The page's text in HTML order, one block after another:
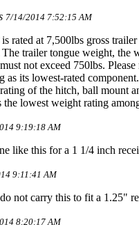
7/14/2014 7:52:15 AM
rated at 7,500lbs gross
trailer tongue weight, the
not exceed 750lbs.
as its lowest-rated
of the hitch, ball mount
the lowest weight rating
9:19:18 AM
like this for a 1 1/4 inch
9:11:41 AM
not carry this to fit a 1.25"
8:20:17 AM